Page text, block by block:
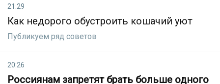
21:29
Как недорого обустроить кошачий уют
Публикуем ряд советов
20:26
Россиянам запретят брать больше одного